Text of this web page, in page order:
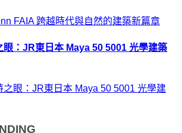
眼：JR東日本 Maya 50 5001 光學建築